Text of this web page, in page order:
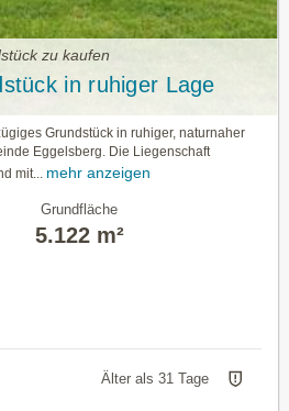
zu kaufen
in ruhiger Lage
Grundstück in ruhiger, naturnaher
Eggelsberg. Die Liegenschaft
mit... mehr anzeigen
Grundfläche
5.122 m²
Älter als 31 Tage